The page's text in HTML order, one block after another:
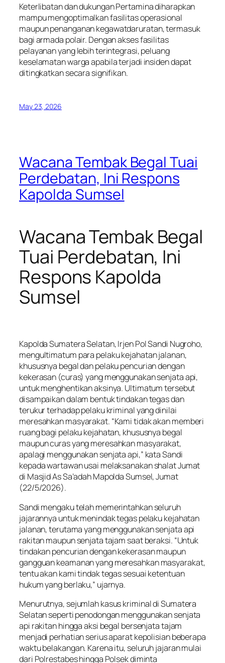
Keterlibatan dan dukungan Pertamina diharapkan
mampu mengoptimalkan fasilitas operasional
maupun penanganan kegawatdaruratan, termasuk
bagi armada polair. Dengan akses fasilitas
pelayanan yang lebih terintegrasi, peluang
keselamatan warga apabila terjadi insiden dapat
ditingkatkan secara signifikan.
May 23, 2026
Wacana Tembak Begal Tuai
Perdebatan, Ini Respons
Kapolda Sumsel
Wacana Tembak Begal
Tuai Perdebatan, Ini
Respons Kapolda
Sumsel
Kapolda Sumatera Selatan, Irjen Pol Sandi Nugroho,
mengultimatum para pelaku kejahatan jalanan,
khususnya begal dan pelaku pencurian dengan
kekerasan (curas) yang menggunakan senjata api,
untuk menghentikan aksinya. Ultimatum tersebut
disampaikan dalam bentuk tindakan tegas dan
terukur terhadap pelaku kriminal yang dinilai
meresahkan masyarakat. “Kami tidak akan memberi
ruang bagi pelaku kejahatan, khususnya begal
maupun curas yang meresahkan masyarakat,
apalagi menggunakan senjata api,” kata Sandi
kepada wartawan usai melaksanakan shalat Jumat
di Masjid As Sa’adah Mapolda Sumsel, Jumat
(22/5/2026).
Sandi mengaku telah memerintahkan seluruh
jajarannya untuk menindak tegas pelaku kejahatan
jalanan, terutama yang menggunakan senjata api
rakitan maupun senjata tajam saat beraksi. “Untuk
tindakan pencurian dengan kekerasan maupun
gangguan keamanan yang meresahkan masyarakat,
tentu akan kami tindak tegas sesuai ketentuan
hukum yang berlaku,” ujarnya.
Menurutnya, sejumlah kasus kriminal di Sumatera
Selatan seperti penodongan menggunakan senjata
api rakitan hingga aksi begal bersenjata tajam
menjadi perhatian serius aparat kepolisian beberapa
waktu belakangan. Karena itu, seluruh jajaran mulai
dari Polrestabes hingga Polsek diminta